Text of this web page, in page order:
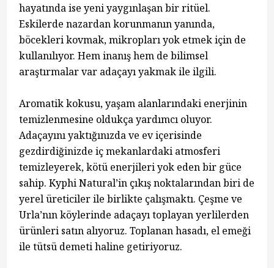
hayatında ise yeni yaygınlaşan bir ritüel.
Eskilerde nazardan korunmanın yanında,
böcekleri kovmak, mikropları yok etmek için de
kullanılıyor. Hem inanış hem de bilimsel
araştırmalar var adaçayı yakmak ile ilgili.
Aromatik kokusu, yaşam alanlarındaki enerjinin
temizlenmesine oldukça yardımcı oluyor.
Adaçayını yaktığınızda ve ev içerisinde
gezdirdiğinizde iç mekanlardaki atmosferi
temizleyerek, kötü enerjileri yok eden bir güce
sahip. Kyphi Natural’in çıkış noktalarından biri de
yerel üreticiler ile birlikte çalışmaktı. Çeşme ve
Urla’nın köylerinde adaçayı toplayan yerlilerden
ürünleri satın alıyoruz. Toplanan hasadı, el emeği
ile tütsü demeti haline getiriyoruz.